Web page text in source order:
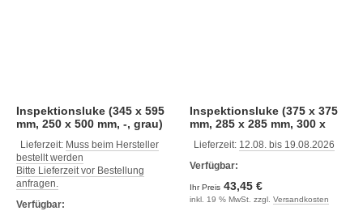
Inspektionsluke (345 x 595
mm, 250 x 500 mm, -, grau)
Lieferzeit: Muss beim Hersteller
bestellt werden
Bitte Lieferzeit vor Bestellung
anfragen.
Verfügbar:
Inspektionsluke (375 x 375
mm, 285 x 285 mm, 300 x
Lieferzeit: 12.08. bis 19.08.2026
Verfügbar:
Ihr Preis 43,45 €
inkl. 19 % MwSt. zzgl. Versandkosten